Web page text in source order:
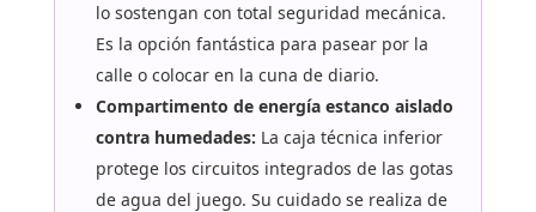
lo sostengan con total seguridad mecánica.
Es la opción fantástica para pasear por la
calle o colocar en la cuna de diario.
Compartimento de energía estanco aislado
contra humedades: La caja técnica inferior
protege los circuitos integrados de las gotas
de agua del juego. Su cuidado se realiza de